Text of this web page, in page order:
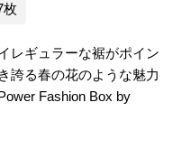
枚
レギュラーな裾がポイン
誇る春の花のような魅力
Fashion Box by